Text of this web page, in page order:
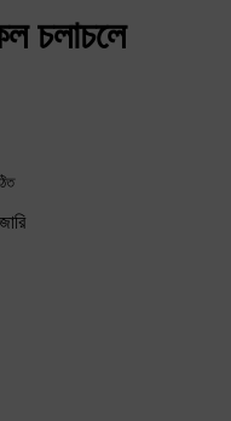
চলাচলে